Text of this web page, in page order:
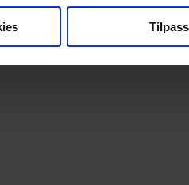
hvordan dine personlige data
Tilpass